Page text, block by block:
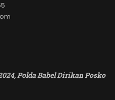
Polda Babel Dirikan Posko